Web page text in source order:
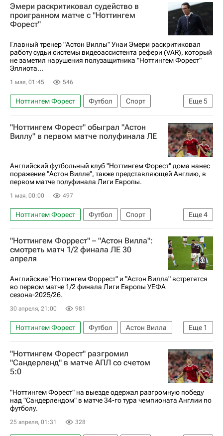
АПЛ 2026-2027 (Чемпионат Англии по футболу)
Эмери раскритиковал судейство в
проигранном матче с "Ноттингем
Форест"
Главный тренер "Астон Виллы" Унаи Эмери раскритиковал
работу судьи системы видеоассистента рефери (VAR), который
не заметил нарушения полузащитника "Ноттингем Форест"
Эллиота...
1 мая, 01:45 546
Еще5
Ноттингем Форест Футбол
Спорт
Унаи Эмери
Эллиот Андерсон
Олли Уоткинс
Астон Вилла
"Ноттингем Форест" обыграл "Астон
Виллу" в первом матче полуфинала ЛЕ
Английский футбольный клуб "Ноттингем Форест" дома нанес
поражение "Астон Вилле", также представляющей Англию, в
первом матче полуфинала Лиги Европы.
1 мая, 00:00 497
Еще4
Ноттингем Форест Футбол
Спорт
Крис Вуд
Астон Вилла
Брага
АПЛ 2026-2027 (Чемпионат Англии по футболу)
"Ноттингем Форрест" – "Астон Вилла":
смотреть матч 1/2 финала ЛЕ 30
апреля
Английские "Ноттингем Форрест" и "Астон Вилла" встретятся
во первом матче 1/2 финала Лиги Европы УЕФА
сезона-2025/26.
30 апреля, 21:00 981
Еще 1
Ноттингем Форест Футбол
Астон Вилла
Лига Европы УЕФА 2026-2027
"Ноттингем Форест" разгромил
"Сандерленд" в матче АПЛ со счетом
5:0
"Ноттингем Форест" на выезде одержал разгромную победу
над "Сандерлендом" в матче 34-го тура чемпионата Англии по
футболу.
25 апреля, 01:31 328